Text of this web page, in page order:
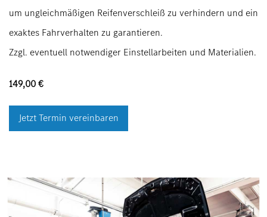
um ungleichmäßigen Reifenverschleiß zu verhindern und ein
exaktes Fahrverhalten zu garantieren.
Zzgl. eventuell notwendiger Einstellarbeiten und Materialien.
149,00 €
Jetzt Termin vereinbaren